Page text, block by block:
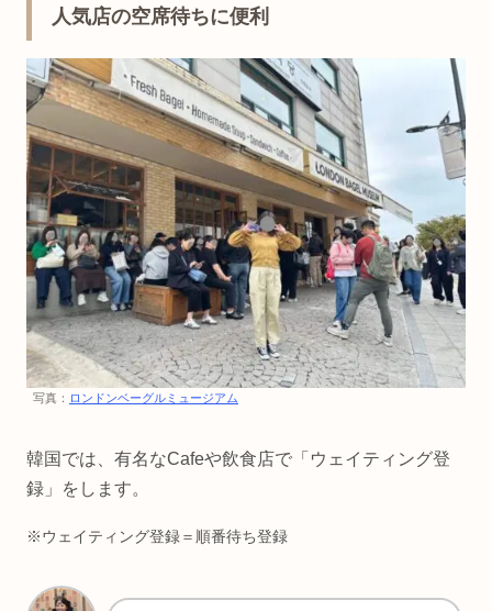
人気店の空席待ちに便利
写真： ロンドンベーグルミュージアム
韓国では、有名なCafeや飲食店で「ウェイティング登
録」をします。
※ウェイティング登録＝順番待ち登録